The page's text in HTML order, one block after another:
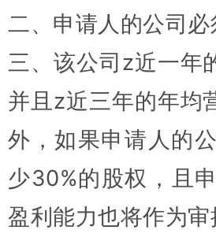
二、申请人的公司
三、该公司z近一年
并且z近三年的年均
外，如果申请人的
少30%的股权，且
盈利能力也将作为